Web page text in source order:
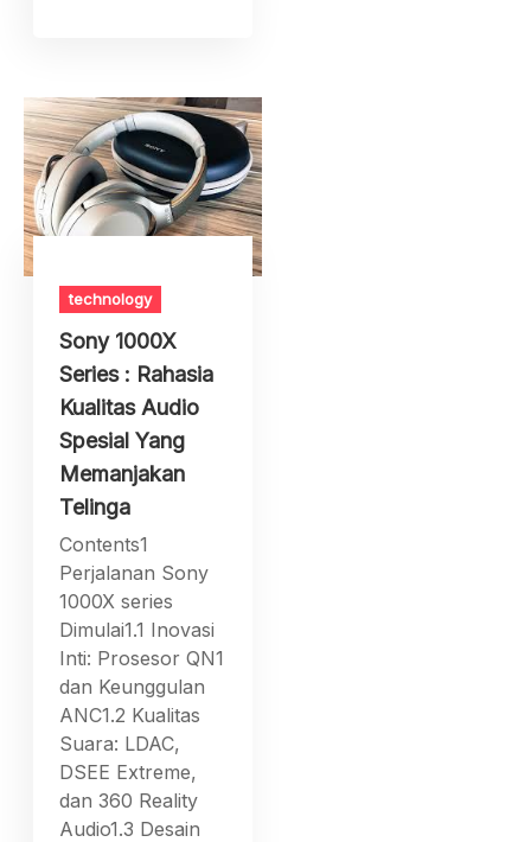
technology
Sony 1000X
Series : Rahasia
Kualitas Audio
Spesial Yang
Memanjakan
Telinga
Contents1
Perjalanan Sony
1000X series
Dimulai1.1 Inovasi
Inti: Prosesor QN1
dan Keunggulan
ANC1.2 Kualitas
Suara: LDAC,
DSEE Extreme,
dan 360 Reality
Audio1.3 Desain